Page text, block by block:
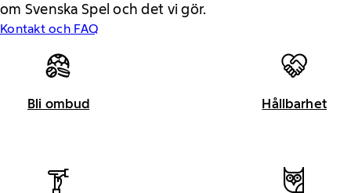
om Svenska Spel och det vi gör.
Kontakt och FAQ
Bli ombud Hållbarhet